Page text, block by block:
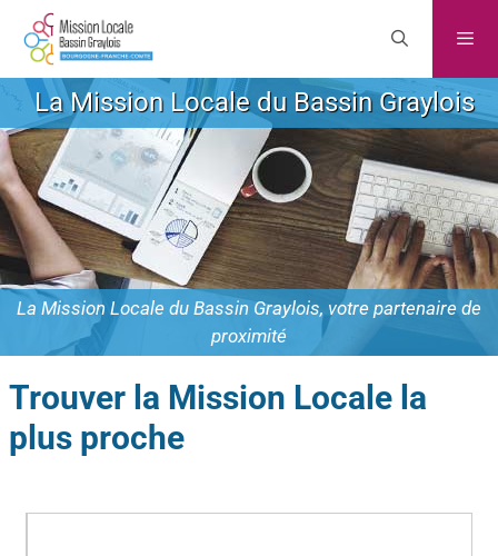
La Mission Locale du Bassin Graylois
La Mission Locale du Bassin Graylois, votre partenaire de
proximité
Trouver la Mission Locale la
plus proche